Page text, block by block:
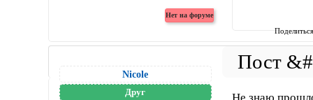
Nicole
Друг